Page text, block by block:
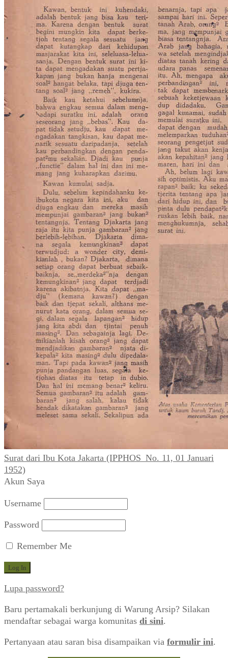
Surat dari Ibu Kota Jakarta (IPPHOS_No. 11, 01 Januari
1952)
Akun Saya
Username
Password
Remember Me
Lupa password?
Baru pertamakali berkunjung di Warung Arsip? Silakan
mendaftar sebagai warga komunitas di sini.
Pertanyaan atau saran bisa disampaikan via formulir ini.